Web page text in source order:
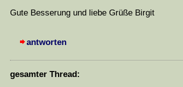
Gute Besserung und liebe Grüße Birgit
antworten
gesamter Thread: